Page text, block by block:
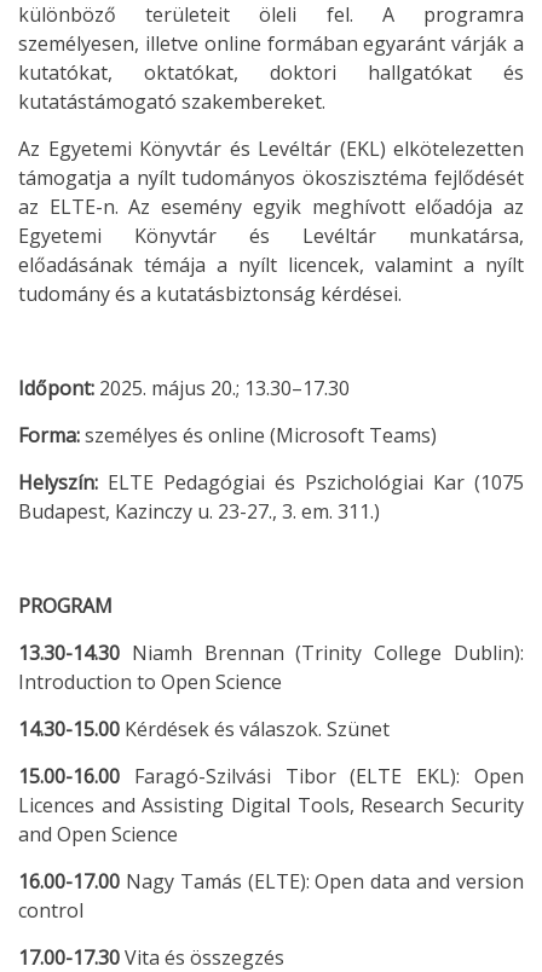
különböző területeit öleli fel. A programra
személyesen, illetve online formában egyaránt várják a
kutatókat, oktatókat, doktori hallgatókat és
kutatástámogató szakembereket.
Az Egyetemi Könyvtár és Levéltár (EKL) elkötelezetten
támogatja a nyílt tudományos ökoszisztéma fejlődését
az ELTE-n. Az esemény egyik meghívott előadója az
Egyetemi Könyvtár és Levéltár munkatársa,
előadásának témája a nyílt licencek, valamint a nyílt
tudomány és a kutatásbiztonság kérdései.
Időpont: 2025. május 20.; 13.30–17.30
Forma:személyes és online (Microsoft Teams)
Helyszín: ELTE Pedagógiai és Pszichológiai Kar (1075
Budapest, Kazinczy u. 23-27., 3. em. 311.)
PROGRAM
13.30-14.30 Niamh Brennan (Trinity College Dublin):
Introduction to Open Science
14.30-15.00 Kérdések és válaszok. Szünet
15.00-16.00 Faragó-Szilvási Tibor (ELTE EKL): Open
Licences and Assisting Digital Tools, Research Security
and Open Science
16.00-17.00 Nagy Tamás (ELTE): Open data and version
control
17.00-17.30Vita és összegzés